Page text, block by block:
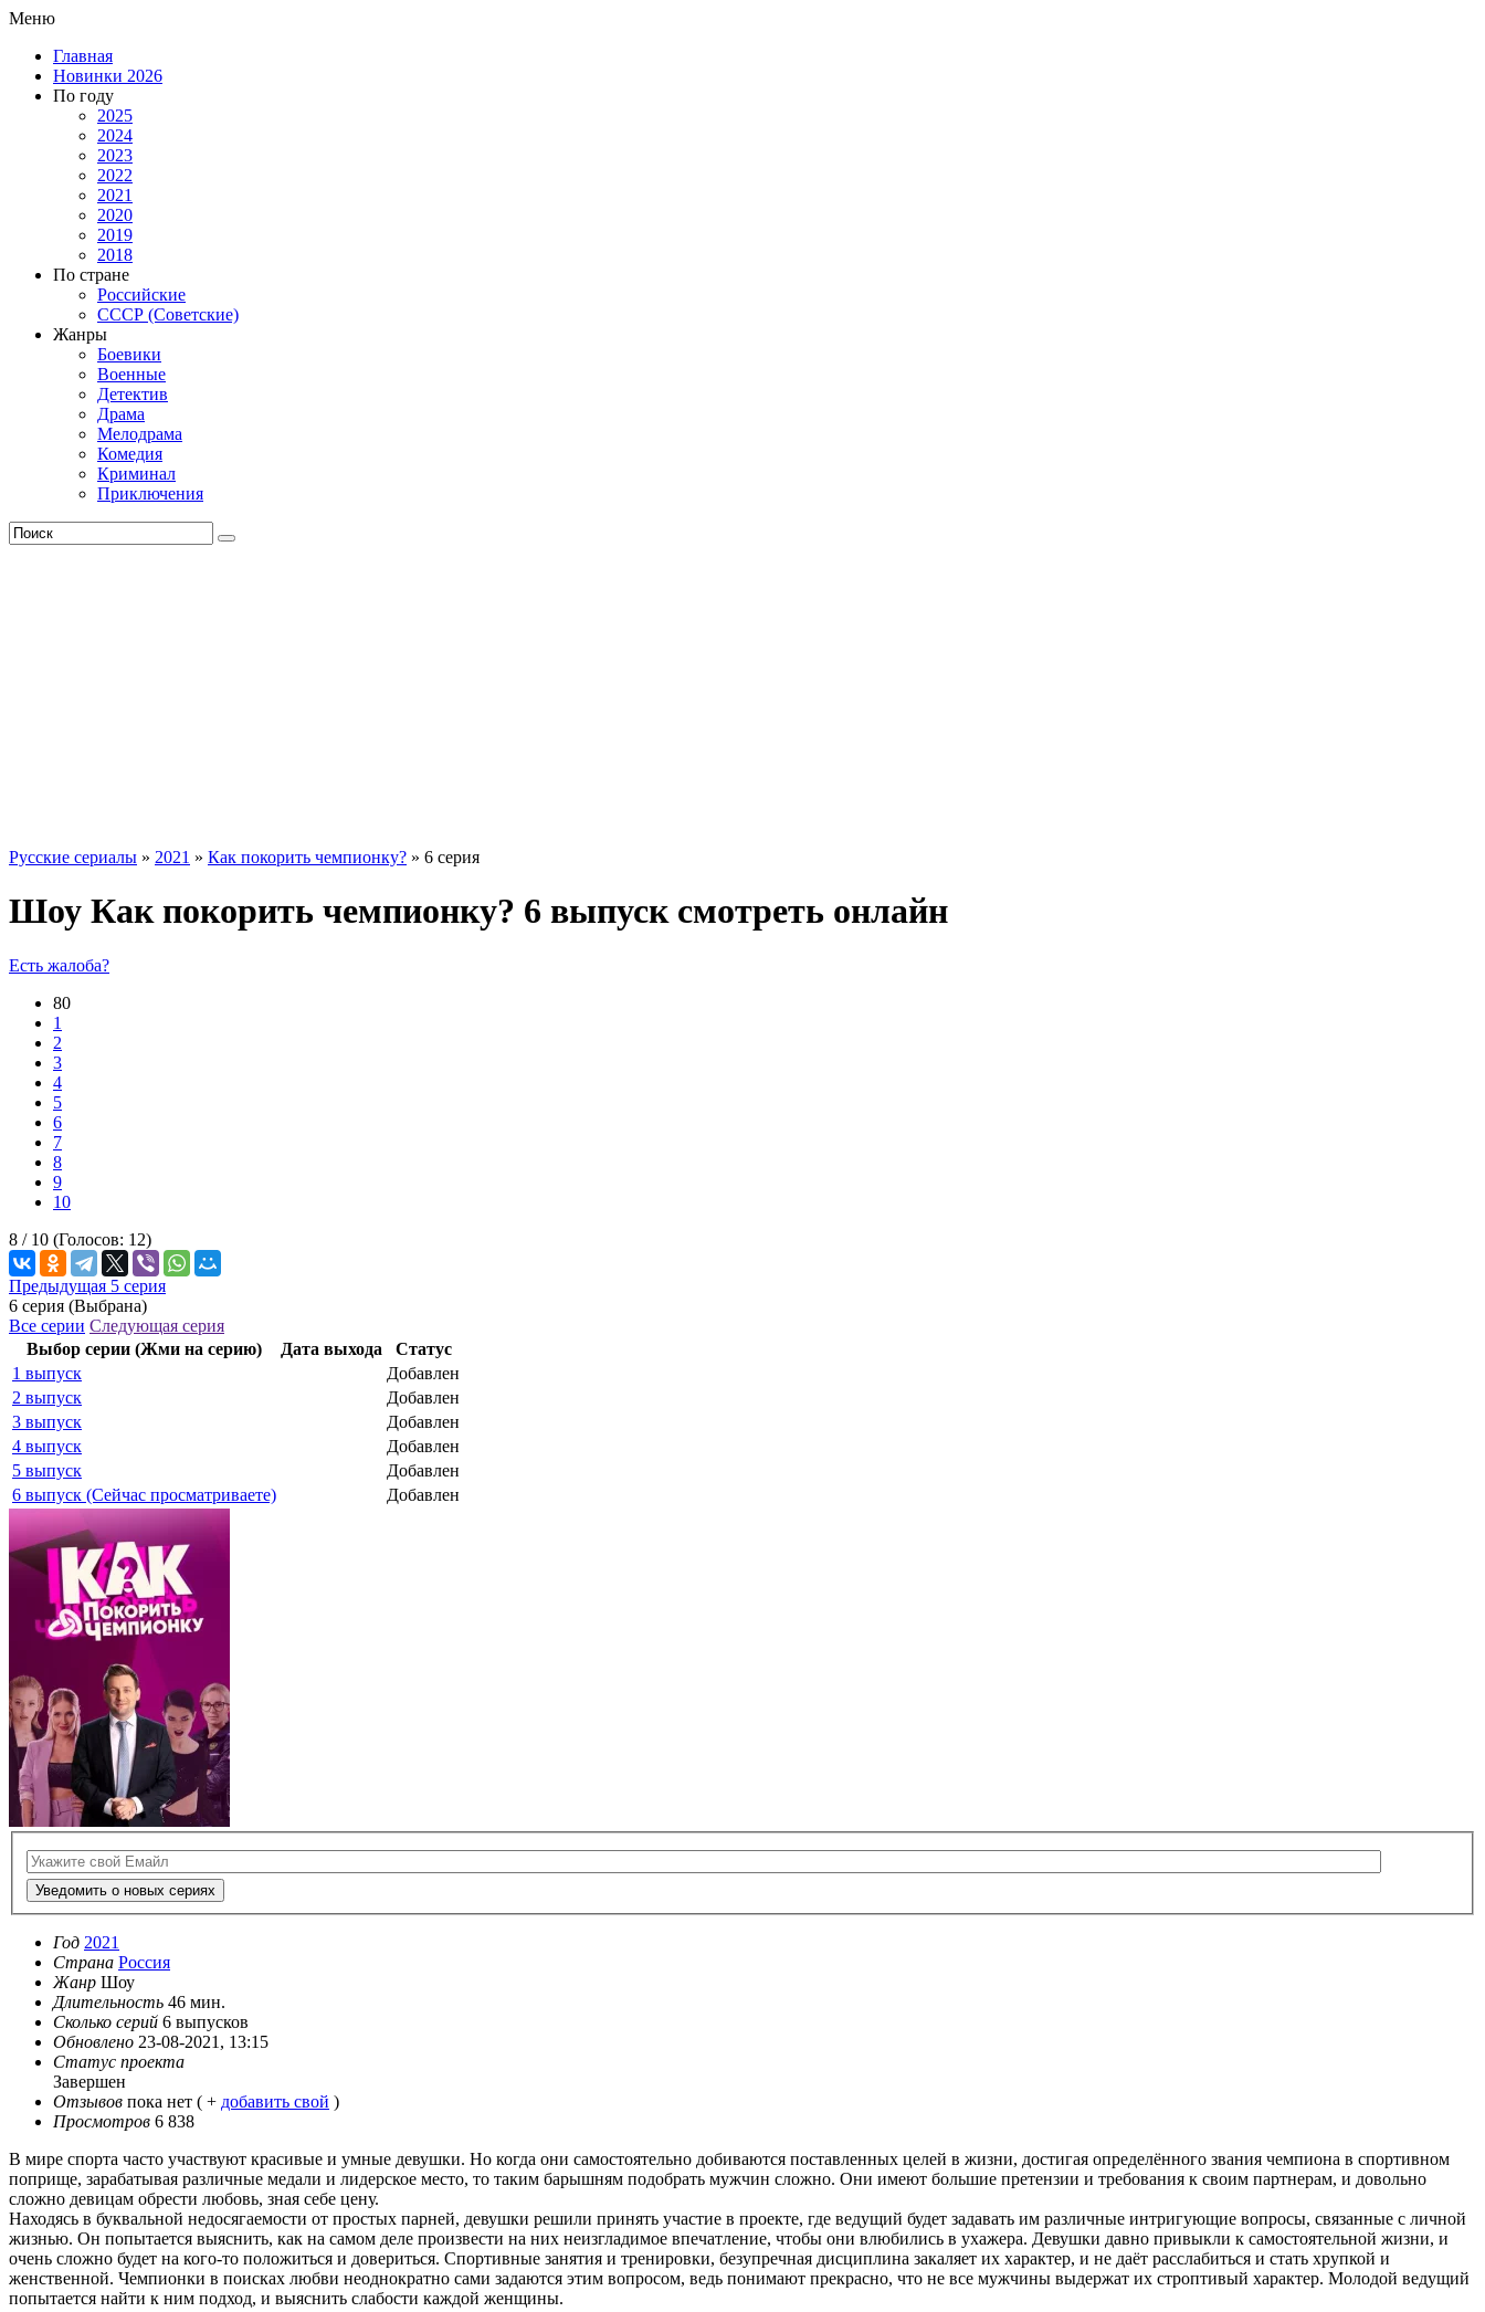
Меню
Главная
Новинки 2026
По году
2025
2024
2023
2022
2021
2020
2019
2018
По стране
Российские
СССР (Советские)
Жанры
Боевики
Военные
Детектив
Драма
Мелодрама
Комедия
Криминал
Приключения
Русские сериалы » 2021 » Как покорить чемпионку? » 6 серия
Шоу Как покорить чемпионку? 6 выпуск смотреть онлайн
Есть жалоба?
80
1
2
3
4
5
6
7
8
9
10
8 / 10 (Голосов: 12)
Предыдущая 5 серия
6 серия (Выбрана)
Все серии Следующая серия
Выбор серии (Жми на серию)
Дата выхода
Статус
1 выпуск
Добавлен
2 выпуск
Добавлен
3 выпуск
Добавлен
4 выпуск
Добавлен
5 выпуск
Добавлен
6 выпуск (Сейчас просматриваете)
Добавлен
Уведомить о новых сериях
Год 2021
Страна Россия
Жанр Шоу
Длительность 46 мин.
Сколько серий 6 выпусков
Обновлено 23-08-2021, 13:15
Статус проекта
Завершен
Отзывов пока нет ( + добавить свой )
Просмотров 6 838
В мире спорта часто участвуют красивые и умные девушки. Но когда они самостоятельно добиваются поставленных целей в жизни, достигая определённого звания чемпиона в спортивном
поприще, зарабатывая различные медали и лидерское место, то таким барышням подобрать мужчин сложно. Они имеют большие претензии и требования к своим партнерам, и довольно
сложно девицам обрести любовь, зная себе цену.
Находясь в буквальной недосягаемости от простых парней, девушки решили принять участие в проекте, где ведущий будет задавать им различные интригующие вопросы, связанные с личной
жизнью. Он попытается выяснить, как на самом деле произвести на них неизгладимое впечатление, чтобы они влюбились в ухажера. Девушки давно привыкли к самостоятельной жизни, и
очень сложно будет на кого-то положиться и довериться. Спортивные занятия и тренировки, безупречная дисциплина закаляет их характер, и не даёт расслабиться и стать хрупкой и
женственной. Чемпионки в поисках любви неоднократно сами задаются этим вопросом, ведь понимают прекрасно, что не все мужчины выдержат их строптивый характер. Молодой ведущий
попытается найти к ним подход, и выяснить слабости каждой женщины.